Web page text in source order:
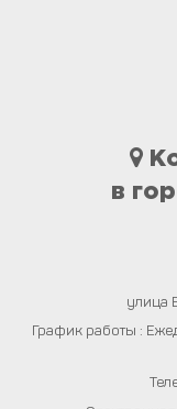
в
улица
График работы :